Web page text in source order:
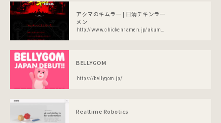
アクマのキムラー | 日清チキンラー
メン
http://www.chickenramen.jp/akuma.html
BELLYGOM
https://bellygom.jp/
Realtime Robotics